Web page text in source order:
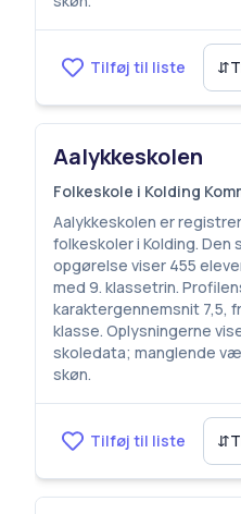
Tilføj til liste ⇵
Aalykkeskolen
Folkeskole i Kolding
Aalykkeskolen er
folkeskoler i Kolding.
opgørelse viser 455
med 9. klassetrin.
karaktergennemsnit 7,5,
klasse. Oplysningerne
skoledata; manglende
skøn.
Tilføj til liste ⇵